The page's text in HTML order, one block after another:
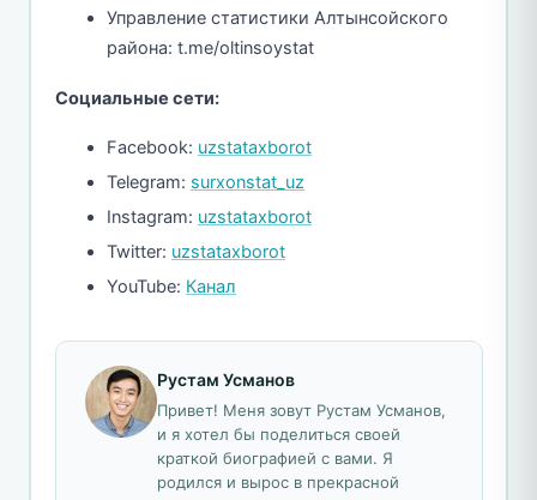
Управление статистики Алтынсойского
района: t.me/oltinsoystat
Социальные сети:
Facebook: uzstataxborot
Telegram: surxonstat_uz
Instagram: uzstataxborot
Twitter: uzstataxborot
YouTube: Канал
Рустам Усманов
Привет! Меня зовут Рустам Усманов,
и я хотел бы поделиться своей
краткой биографией с вами. Я
родился и вырос в прекрасной